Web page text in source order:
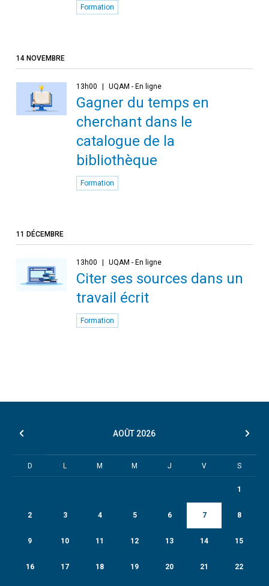
Formation
14 NOVEMBRE
13h00 UQAM - En ligne
Gagner du temps en
cherchant dans le
catalogue de la
bibliothèque
Formation
11 DÉCEMBRE
13h00 UQAM - En ligne
Citer ses sources dans un
travail écrit
Formation
AOÛT 2026
D L M M J V S
1
2 3 4 5 6 7 8
9 10 11 12 13 14 15
16 17 18 19 20 21 22